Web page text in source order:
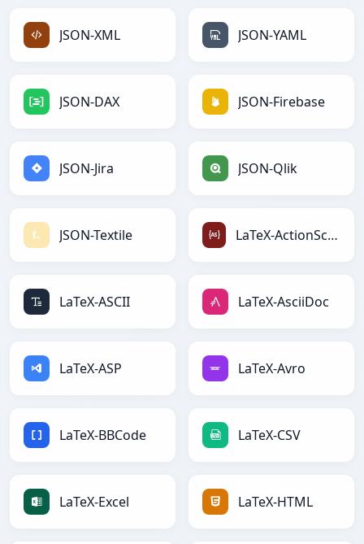
JSON-XML JSON-YAML
JSON-DAX JSON-Firebase
JSON-Jira JSON-Qlik
JSON-Textile LaTeX-ActionScript
LaTeX-ASCII LaTeX-AsciiDoc
LaTeX-ASP LaTeX-Avro
LaTeX-BBCode LaTeX-CSV
LaTeX-Excel LaTeX-HTML